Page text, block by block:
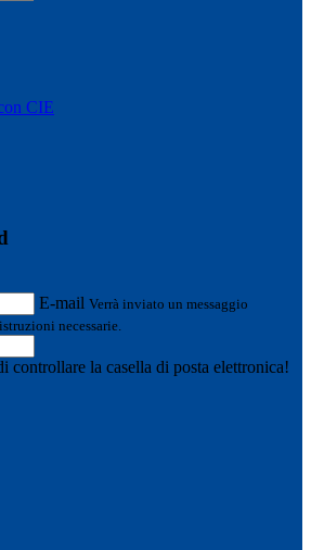
CIE
E-mail Verrà inviato un messaggio
necessarie.
controllare la casella di posta elettronica!